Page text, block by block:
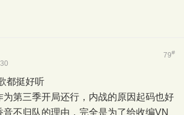
79#
都挺好听
为第三季开局还行，内战的原因起码也好
不归队的理由，完全是为了给收编VN